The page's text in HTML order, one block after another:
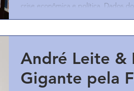
crise econômica e política. Dados
André Leite &
Gigante pela